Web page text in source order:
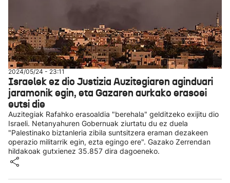
2024/05/24 - 23:11
Israelek ez dio Justizia Auzitegiaren aginduari
jaramonik egin, eta Gazaren aurkako erasoei
eutsi die
Auzitegiak Rafahko erasoaldia "berehala" gelditzeko exijitu dio
Israeli. Netanyahuren Gobernuak ziurtatu du ez duela
"Palestinako biztanleria zibila suntsitzera eraman dezakeen
operazio militarrik egin, ezta egingo ere". Gazako Zerrendan
hildakoak gutxienez 35.857 dira dagoeneko.